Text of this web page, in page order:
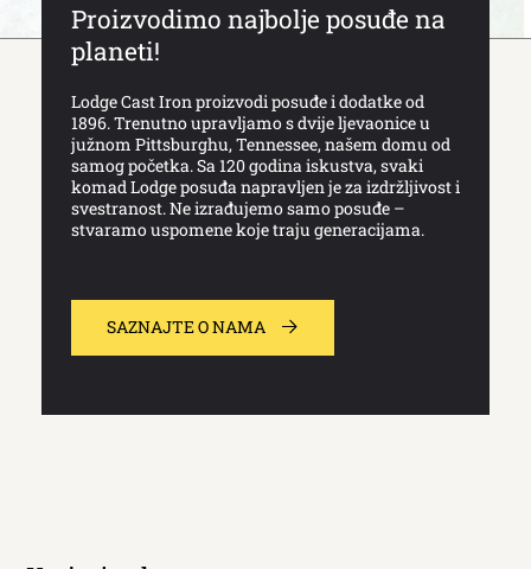
Proizvodimo najbolje posuđe na
planeti!
Lodge Cast Iron proizvodi posuđe i dodatke od
1896. Trenutno upravljamo s dvije ljevaonice u
južnom Pittsburghu, Tennessee, našem domu od
samog početka. Sa 120 godina iskustva, svaki
komad Lodge posuđa napravljen je za izdržljivost i
svestranost. Ne izrađujemo samo posuđe –
stvaramo uspomene koje traju generacijama.
SAZNAJTE O NAMA